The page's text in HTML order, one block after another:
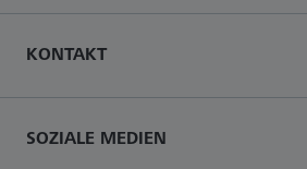
KONTAKT
SOZIALE MEDIEN